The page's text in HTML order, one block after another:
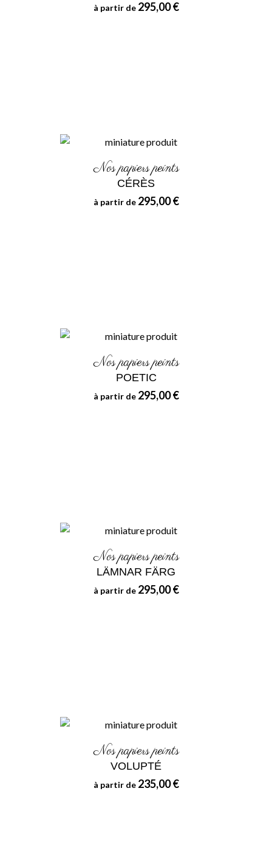
à partir de 295,00 €
Nos papiers peints
CÉRÈS
à partir de 295,00 €
Nos papiers peints
POETIC
à partir de 295,00 €
Nos papiers peints
LÄMNAR FÄRG
à partir de 295,00 €
Nos papiers peints
VOLUPTÉ
à partir de 235,00 €